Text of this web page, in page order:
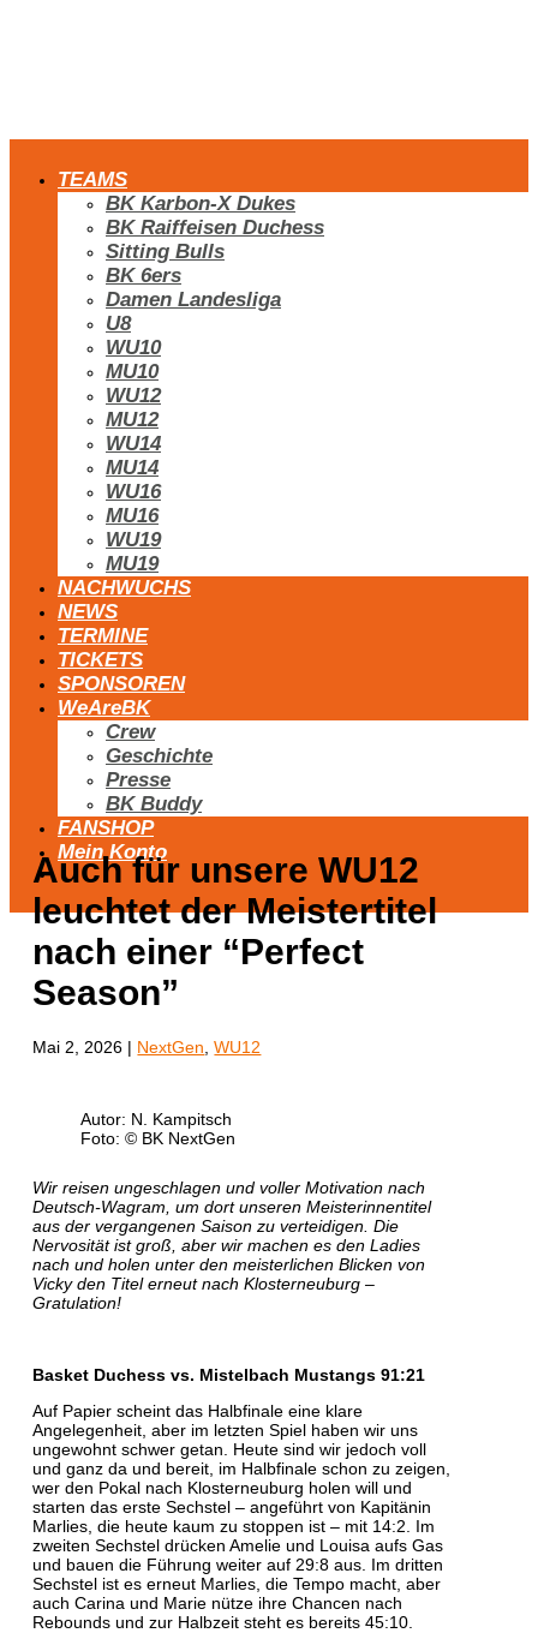
TEAMS
BK Karbon-X Dukes
BK Raiffeisen Duchess
Sitting Bulls
BK 6ers
Damen Landesliga
U8
WU10
MU10
WU12
MU12
WU14
MU14
WU16
MU16
WU19
MU19
NACHWUCHS
NEWS
TERMINE
TICKETS
SPONSOREN
WeAreBK
Crew
Geschichte
Presse
BK Buddy
FANSHOP
Mein Konto
Auch für unsere WU12
leuchtet der Meistertitel
nach einer “Perfect
Season”
Mai 2, 2026 | NextGen ,WU12
Autor: N. Kampitsch
Foto: © BK NextGen
Wir reisen ungeschlagen und voller Motivation nach
Deutsch-Wagram, um dort unseren Meisterinnentitel
aus der vergangenen Saison zu verteidigen. Die
Nervosität ist groß, aber wir machen es den Ladies
nach und holen unter den meisterlichen Blicken von
Vicky den Titel erneut nach Klosterneuburg –
Gratulation!
Basket Duchess vs. Mistelbach Mustangs 91:21
Auf Papier scheint das Halbfinale eine klare
Angelegenheit, aber im letzten Spiel haben wir uns
ungewohnt schwer getan. Heute sind wir jedoch voll
und ganz da und bereit, im Halbfinale schon zu zeigen,
wer den Pokal nach Klosterneuburg holen will und
starten das erste Sechstel – angeführt von Kapitänin
Marlies, die heute kaum zu stoppen ist – mit 14:2. Im
zweiten Sechstel drücken Amelie und Louisa aufs Gas
und bauen die Führung weiter auf 29:8 aus. Im dritten
Sechstel ist es erneut Marlies, die Tempo macht, aber
auch Carina und Marie nütze ihre Chancen nach
Rebounds und zur Halbzeit steht es bereits 45:10.